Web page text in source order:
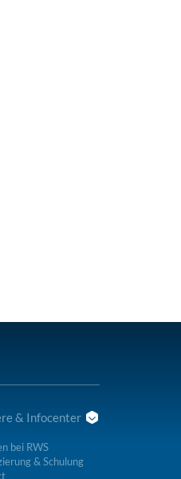
& Infocenter
bei RWS
& Schulung